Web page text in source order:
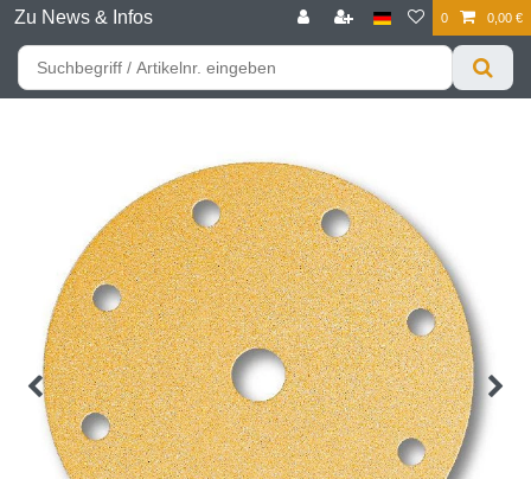
Zu News & Infos 0 0,00 €
Für bessere Preise HIER registrieren!